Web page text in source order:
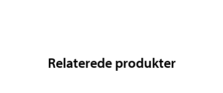
Relaterede produkter